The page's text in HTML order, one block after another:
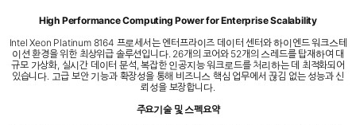
High Performance Computing Power for Enterprise Scalability
Intel Xeon Platinum 8164 프로세서는 엔터프라이즈 데이터 센터와 하이엔드 워크스테
이션 환경을 위한 최상위급 솔루션입니다. 26개의 코어와 52개의 스레드를 탑재하여 대
규모 가상화, 실시간 데이터 분석, 복잡한 인공지능 워크로드를 처리하는 데 최적화되어
있습니다. 고급 보안 기능과 확장성을 통해 비즈니스 핵심 업무에서 끊김 없는 성능과 신
뢰성을 보장합니다.
주요기술 및 스펙요약